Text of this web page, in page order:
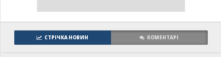
СТРІЧКА НОВИН КОМЕНТАРІ